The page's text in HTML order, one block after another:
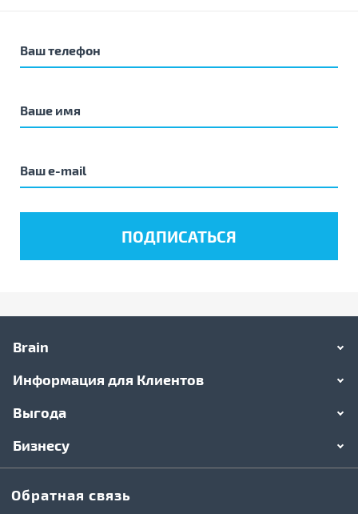
Brain
Информация для Клиентов
Выгода
Бизнесу
Обратная связь